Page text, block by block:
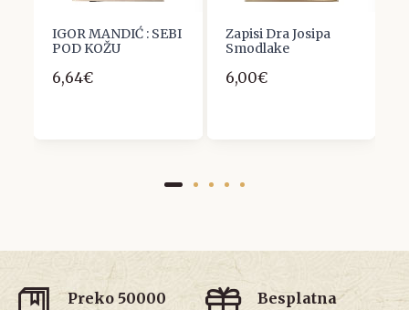
IGOR MANDIĆ : SEBI
POD KOŽU
6,64€
Zapisi Dra Josipa
Smodlake
6,00€
Preko 50000
Besplatna